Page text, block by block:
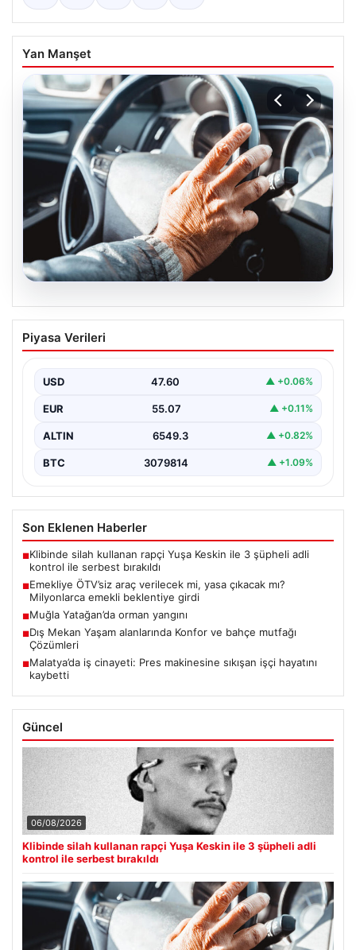
Yan Manşet
Emekliye ÖTV’siz araç verilecek mi,
yasa çıkacak mı? Milyonlarca emekli
Piyasa Verileri
USD 47.60 ▲ +0.06%
EUR 55.07 ▲ +0.11%
ALTIN 6549.3 ▲ +0.82%
BTC 3079814 ▲ +1.09%
Son Eklenen Haberler
■Klibinde silah kullanan rapçi Yuşa Keskin ile 3 şüpheli adli
kontrol ile serbest bırakıldı
■Emekliye ÖTV’siz araç verilecek mi, yasa çıkacak mı?
Milyonlarca emekli beklentiye girdi
■Muğla Yatağan’da orman yangını
■Dış Mekan Yaşam alanlarında Konfor ve bahçe mutfağı
Çözümleri
■Malatya’da iş cinayeti: Pres makinesine sıkışan işçi hayatını
kaybetti
Güncel
06/08/2026
Klibinde silah kullanan rapçi Yuşa Keskin ile 3 şüpheli adli
kontrol ile serbest bırakıldı